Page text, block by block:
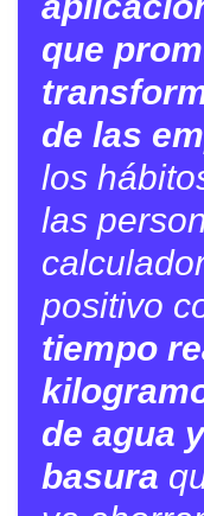
que
de las
los
las
positivo
tiempo
de agua
basura